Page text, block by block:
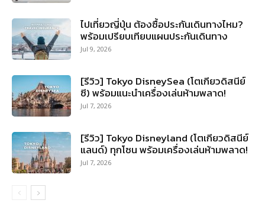
ไปเที่ยวญี่ปุ่น ต้องซื้อประกันเดินทางไหม?
พร้อมเปรียบเทียบแผนประกันเดินทาง
Jul 9, 2026
[รีวิว] Tokyo DisneySea (โตเกียวดิสนีย์
ซี) พร้อมแนะนำเครื่องเล่นห้ามพลาด!
Jul 7, 2026
[รีวิว] Tokyo Disneyland (โตเกียวดิสนีย์
แลนด์) ทุกโซน พร้อมเครื่องเล่นห้ามพลาด!
Jul 7, 2026